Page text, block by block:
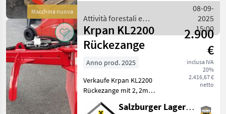
Macchina nuova
Schwenkradius: + / - 43° Sch
Attività forestali e
lavorazione del legno /
Fransgard
08-09-
2025
15:00
Krpan KL2200
Rückezange
2.900
€
inclusa IVA
20%
2.416,67 €
netto
Anno prod. 2025
Verkaufe Krpan KL2200
Rückezange mit 2, 2m
Öffnungsweite und
Schwenkvorrichtung Wir
Salzburger Lagerhaus-Technik